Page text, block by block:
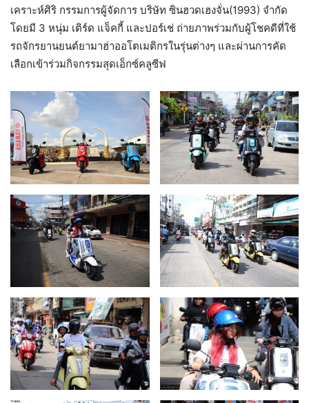
เคราะห์ศิริ กรรมการผู้จัดการ บริษัท ซินฮวดเฮงจั่น(1993) จำกัด
โดยมี 3 หนุ่ม เติร์ด แจ็คกี้ และปอร์เช่ ถ่ายภาพร่วมกับผู้โชคดีที่ใช้
รถจักรยานยนต์ยามาฮ่าออโตเมติกรในรุ่นต่างๆ และผ่านการคัด
เลือกเข้าร่วมกิจกรรมสุดเอ็กซ์คลูซีฟ